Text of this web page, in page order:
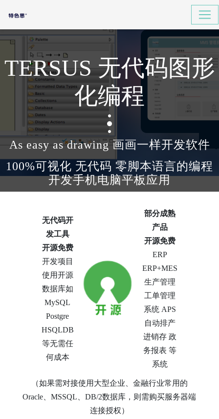
TERSUS 无代码图形
化编程
As easy as drawing 画画一样开发软件
100%可视化 无代码 零脚本语言的编程
开发手机电脑平板应用
无代码开
发工具
开源免费
开发项目
使用开源
数据库如
MySQL
Postgre
HSQLDB
等无需任
何成本
部分成熟
产品
开源免费
ERP
ERP+MES
生产管理
工单管理
系统 APS
自动排产
进销存 政
务报表 等
系统
（如果需对接使用大型企业、金融行业常用的
Oracle、MSSQL、DB/2数据库，则需购买服务器端
连接授权）